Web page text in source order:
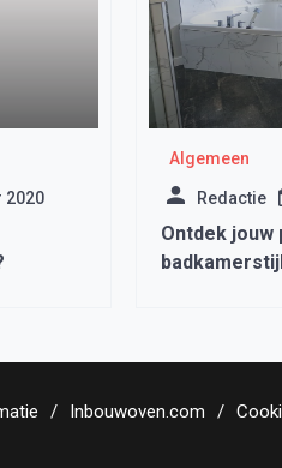
2020
Algemeen
Redactie
Ontdek
Inbouwoven.com